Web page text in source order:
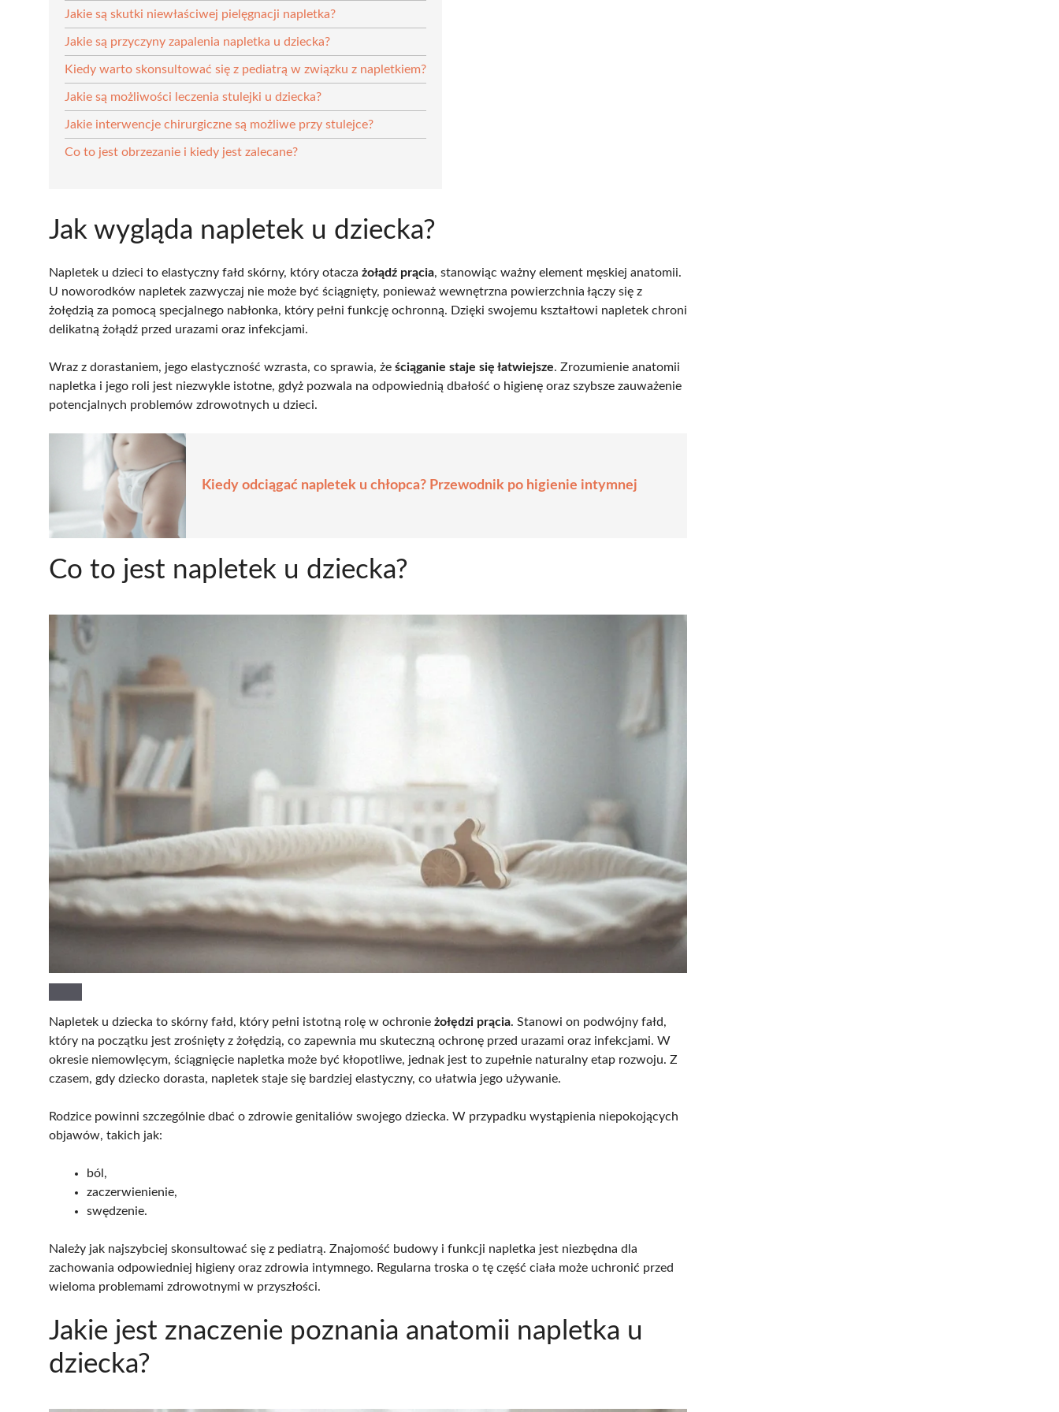
Jakie są skutki niewłaściwej pielęgnacji napletka?
Jakie są przyczyny zapalenia napletka u dziecka?
Kiedy warto skonsultować się z pediatrą w związku z napletkiem?
Jakie są możliwości leczenia stulejki u dziecka?
Jakie interwencje chirurgiczne są możliwe przy stulejce?
Co to jest obrzezanie i kiedy jest zalecane?
Jak wygląda napletek u dziecka?
Napletek u dzieci to elastyczny fałd skórny, który otacza żołądź prącia, stanowiąc ważny element męskiej anatomii.
U noworodków napletek zazwyczaj nie może być ściągnięty, ponieważ wewnętrzna powierzchnia łączy się z
żołędzią za pomocą specjalnego nabłonka, który pełni funkcję ochronną. Dzięki swojemu kształtowi napletek chroni
delikatną żołądź przed urazami oraz infekcjami.
Wraz z dorastaniem, jego elastyczność wzrasta, co sprawia, że ściąganie staje się łatwiejsze. Zrozumienie anatomii
napletka i jego roli jest niezwykle istotne, gdyż pozwala na odpowiednią dbałość o higienę oraz szybsze zauważenie
potencjalnych problemów zdrowotnych u dzieci.
Kiedy odciągać napletek u chłopca? Przewodnik po higienie intymnej
Co to jest napletek u dziecka?
Napletek u dziecka to skórny fałd, który pełni istotną rolę w ochronie żołędzi prącia. Stanowi on podwójny fałd,
który na początku jest zrośnięty z żołędzią, co zapewnia mu skuteczną ochronę przed urazami oraz infekcjami. W
okresie niemowlęcym, ściągnięcie napletka może być kłopotliwe, jednak jest to zupełnie naturalny etap rozwoju. Z
czasem, gdy dziecko dorasta, napletek staje się bardziej elastyczny, co ułatwia jego używanie.
Rodzice powinni szczególnie dbać o zdrowie genitaliów swojego dziecka. W przypadku wystąpienia niepokojących
objawów, takich jak:
ból,
zaczerwienienie,
swędzenie.
Należy jak najszybciej skonsultować się z pediatrą. Znajomość budowy i funkcji napletka jest niezbędna dla
zachowania odpowiedniej higieny oraz zdrowia intymnego. Regularna troska o tę część ciała może uchronić przed
wieloma problemami zdrowotnymi w przyszłości.
Jakie jest znaczenie poznania anatomii napletka u
dziecka?